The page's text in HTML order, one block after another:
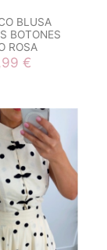
BLUSA
BOTONES
ROSA
€